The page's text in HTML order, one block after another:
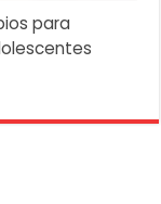
para